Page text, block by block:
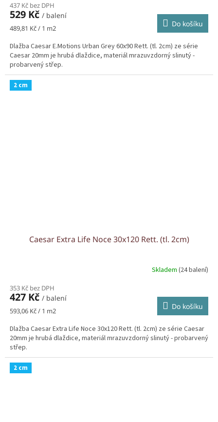
437 Kč bez DPH
529 Kč / balení
Měrná
489,81 Kč / 1 m2 Do košíku
Dlažba Caesar E.Motions Urban Grey 60x90 Rett. (tl. 2cm) ze série
Caesar 20mm je hrubá dlaždice, materiál mrazuvzdorný slinutý -
probarvený střep.
2 cm
Caesar Extra Life Noce 30x120 Rett. (tl. 2cm)
Skladem (24 balení)
353 Kč bez DPH
427 Kč / balení
Měrná
593,06 Kč / 1 m2 Do košíku
Dlažba Caesar Extra Life Noce 30x120 Rett. (tl. 2cm) ze série Caesar
20mm je hrubá dlaždice, materiál mrazuvzdorný slinutý - probarvený
střep.
2 cm